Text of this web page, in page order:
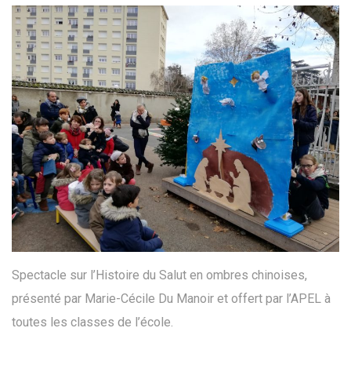
Spectacle sur l’Histoire du Salut en ombres chinoises,
présenté par Marie-Cécile Du Manoir et offert par l’APEL à
toutes les classes de l’école.